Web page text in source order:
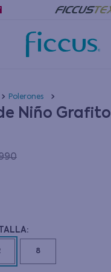
Polerones
Niño Grafito
8